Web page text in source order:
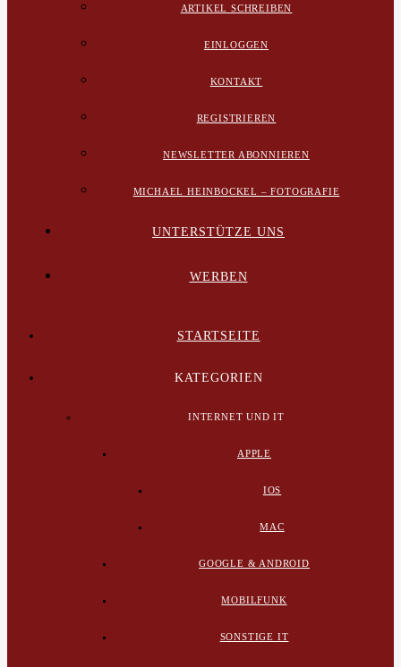
ARTIKEL SCHREIBEN
EINLOGGEN
KONTAKT
REGISTRIEREN
NEWSLETTER ABONNIEREN
MICHAEL HEINBOCKEL – FOTOGRAFIE
UNTERSTÜTZE UNS
WERBEN
STARTSEITE
KATEGORIEN
INTERNET UND IT
APPLE
IOS
MAC
GOOGLE & ANDROID
MOBILFUNK
SONSTIGE IT